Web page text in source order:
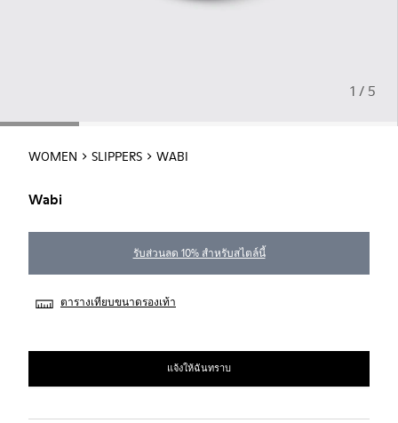
1 / 5
WOMEN SLIPPERS WABI
Wabi
รับส่วนลด 10% สำหรับสไตล์นี้
ตารางเทียบขนาดรองเท้า
แจ้งให้ฉันทราบ